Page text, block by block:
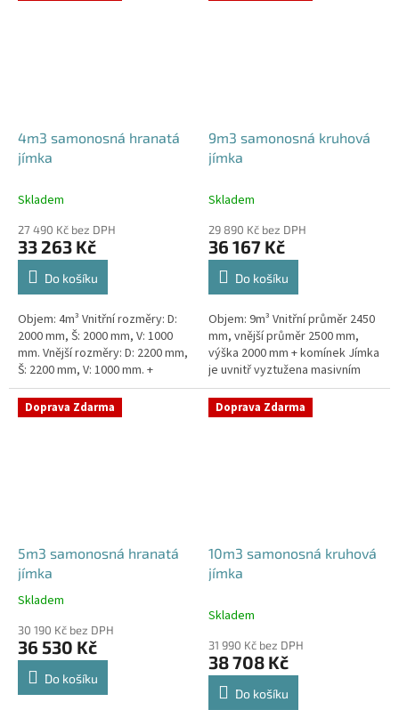
4m3 samonosná hranatá
jímka
Skladem
27 490 Kč bez DPH
33 263 Kč
Do košíku
Objem: 4m³ Vnitřní rozměry: D:
2000 mm, Š: 2000 mm, V: 1000
mm. Vnější rozměry: D: 2200 mm,
Š: 2200 mm, V: 1000 mm. +
komínek Kvalitní, pevná jímka
bez potřeby obetonování....
9m3 samonosná kruhová
jímka
Skladem
29 890 Kč bez DPH
36 167 Kč
Do košíku
Objem: 9m³ Vnitřní průměr 2450
mm, vnější průměr 2500 mm,
výška 2000 mm + komínek Jímka
je uvnitř vyztužena masivním
žebrováním pro garanci její
samonosnosti.Kvalitní, pevná...
Doprava Zdarma
5m3 samonosná hranatá
jímka
Průměrné
produktu
je
4,8
Skladem
30 190 Kč bez DPH
36 530 Kč
Do košíku
Doprava Zdarma
10m3 samonosná kruhová
jímka
Skladem
31 990 Kč bez DPH
38 708 Kč
Do košíku